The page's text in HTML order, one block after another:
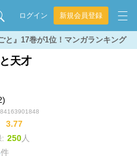
ログイン 新規会員登録
と』17巻が1位！マンガランキング
天才
3.77
250人
件